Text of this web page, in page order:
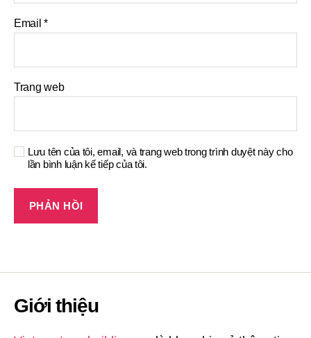
Email*
Trang web
Lưu tên của tôi, email, và trang web trong trình duyệt này cho
lần bình luận kế tiếp của tôi.
Giới thiệu